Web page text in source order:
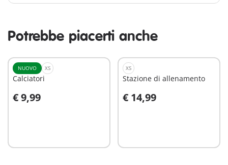
Potrebbe piacerti anche
NUOVO XS
Calciatori
€ 9,99
Aggiungi al carrello
XS
Stazione di allenamento
€ 14,99
Aggiungi al carrello